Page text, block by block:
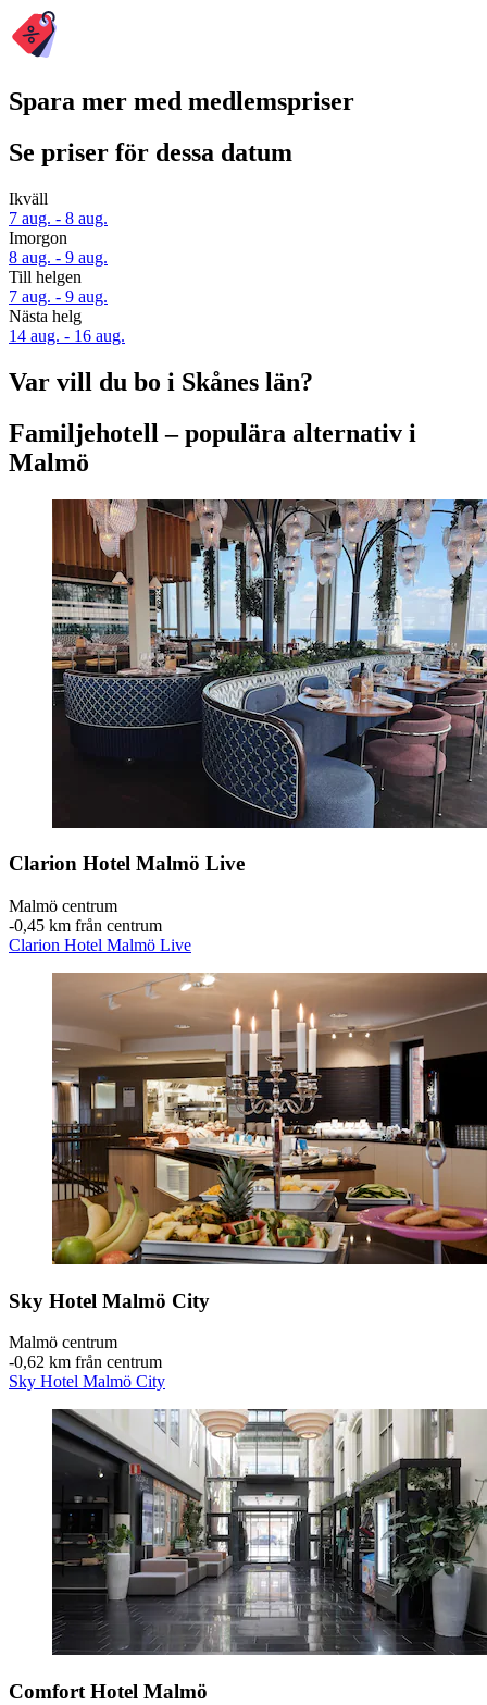
Spara mer med medlemspriser
Se priser för dessa datum
Ikväll
7 aug. - 8 aug.
Imorgon
8 aug. - 9 aug.
Till helgen
7 aug. - 9 aug.
Nästa helg
14 aug. - 16 aug.
Var vill du bo i Skånes län?
Familjehotell – populära alternativ i
Malmö
Clarion Hotel Malmö Live
Malmö centrum
‐0,45 km från centrum
Clarion Hotel Malmö Live
Sky Hotel Malmö City
Malmö centrum
‐0,62 km från centrum
Sky Hotel Malmö City
Comfort Hotel Malmö